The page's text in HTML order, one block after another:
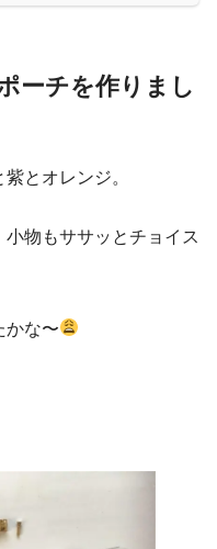
ーチを作りまし
とオレンジ。
物もササッとチョイス
かな〜